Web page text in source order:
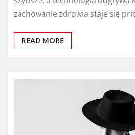
zachowanie zdrowia staje się
READ MORE